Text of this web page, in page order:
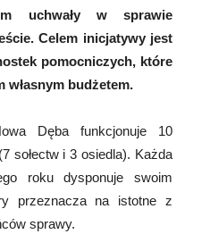
uchwały w sprawie
Celem inicjatywy jest
pomocniczych, które
własnym budżetem.
Dęba funkcjonuje 10
sołectw i 3 osiedla). Każda
roku dysponuje swoim
przeznacza na istotne z
sprawy.